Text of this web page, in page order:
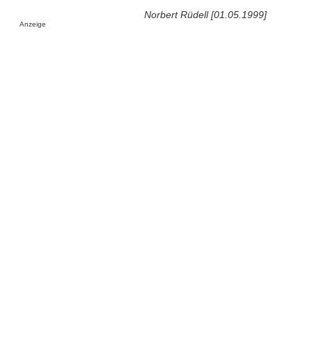
Norbert Rüdell [01.05.1999]
Anzeige